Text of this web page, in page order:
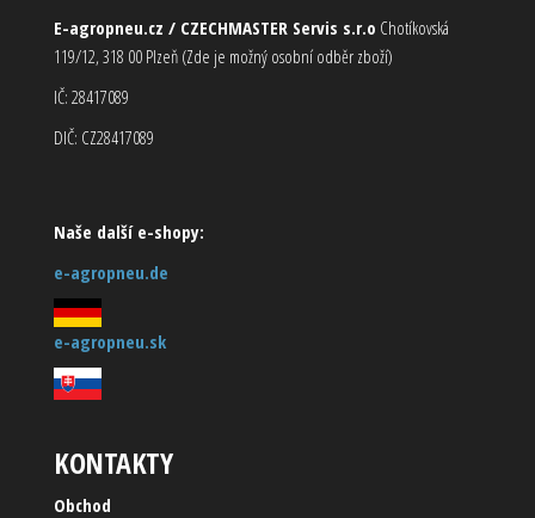
E-agropneu.cz / CZECHMASTER Servis s.r.o Chotíkovská
119/12, 318 00 Plzeň (Zde je možný osobní odběr zboží)
IČ: 28417089
DIČ: CZ28417089
Naše další e-shopy:
e-agropneu.de
e-agropneu.sk
KONTAKTY
Obchod